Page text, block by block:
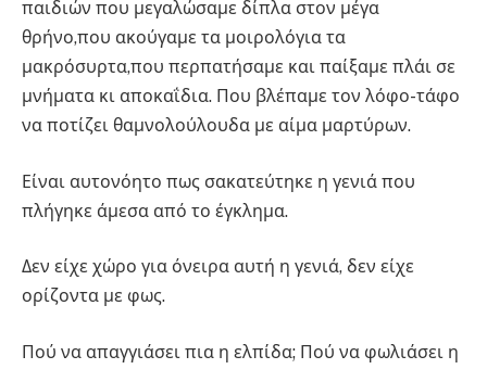
παιδιών που μεγαλώσαμε δίπλα στον μέγα
θρήνο,που ακούγαμε τα μοιρολόγια τα
μακρόσυρτα,που περπατήσαμε και παίξαμε πλάι σε
μνήματα κι αποκαΐδια. Που βλέπαμε τον λόφο-τάφο
να ποτίζει θαμνολούλουδα με αίμα μαρτύρων.
Είναι αυτονόητο πως σακατεύτηκε η γενιά που
πλήγηκε άμεσα από το έγκλημα.
Δεν είχε χώρο για όνειρα αυτή η γενιά, δεν είχε
ορίζοντα με φως.
Πού να απαγγιάσει πια η ελπίδα; Πού να φωλιάσει η